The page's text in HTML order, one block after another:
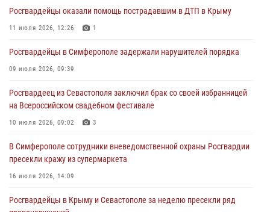
в краже из гипермаркета
24 июля 2026, 12:21
Поздравление начальника Главного управления Росгвардии по
Республике Крым и городу Севастополю с Днём образования СОБР
23 июля 2026, 03:38
Росгвардейцы оказали помощь пострадавшим в ДТП в Крыму
11 июля 2026, 12:26 1
Росгвардейцы в Симферополе задержали нарушителей порядка
09 июля 2026, 09:39
Росгвардеец из Севастополя заключил брак со своей избранницей
на Всероссийском свадебном фестивале
10 июля 2026, 09:02 3
В Симферополе сотрудники вневедомственной охраны Росгвардии
пресекли кражу из супермаркета
16 июля 2026, 14:09
Росгвардейцы в Крыму и Севастополе за неделю пресекли ряд